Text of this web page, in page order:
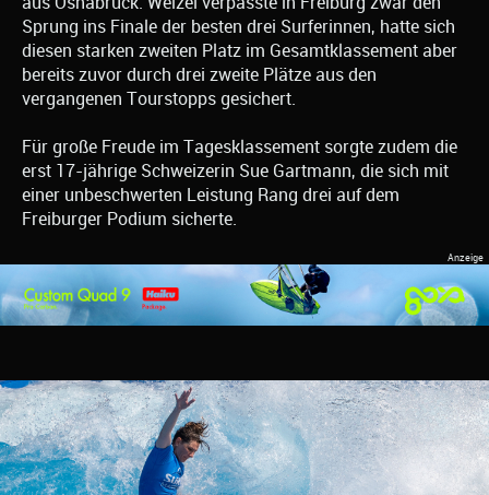
Sprung ins Finale der besten drei Surferinnen, hatte sich
diesen starken zweiten Platz im Gesamtklassement aber
bereits zuvor durch drei zweite Plätze aus den
vergangenen Tourstopps gesichert.
Für große Freude im Tagesklassement sorgte zudem die
erst 17-jährige Schweizerin Sue Gartmann, die sich mit
einer unbeschwerten Leistung Rang drei auf dem
Freiburger Podium sicherte.